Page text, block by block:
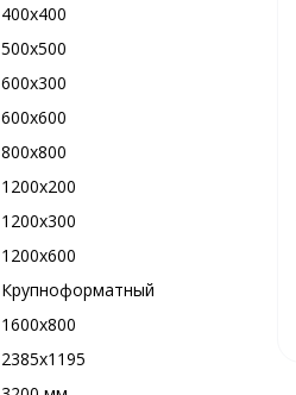
400х400
500x500
600х300
600х600
800х800
1200x200
1200х300
1200х600
Крупноформатный
1600x800
2385x1195